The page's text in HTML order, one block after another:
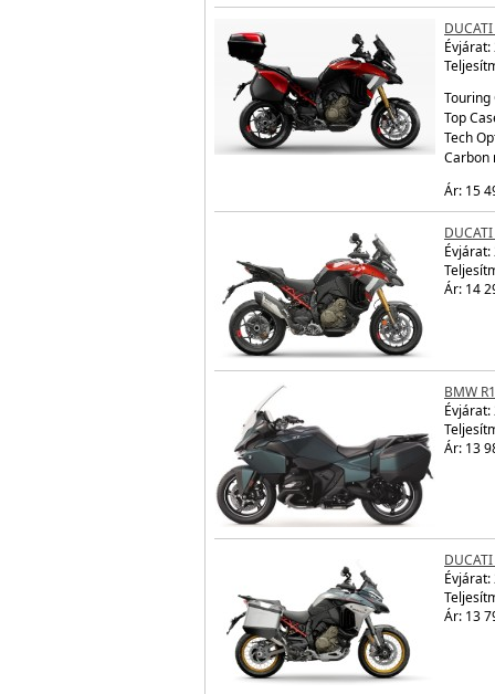
Évjárat:
Touring
Top
Tech
Carbon
Ár: 15
Évjárat:
Ár: 14
BMW
Évjárat:
Ár: 13
Évjárat:
Ár: 13